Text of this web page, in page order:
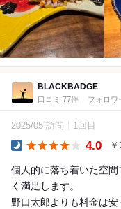
BLACKBADGE
口コミ 77件 フォロワ
2025/05 訪問 1回目
4.0
個人的に落ち着いた空
く満足します。
野口太郎よりも料金は